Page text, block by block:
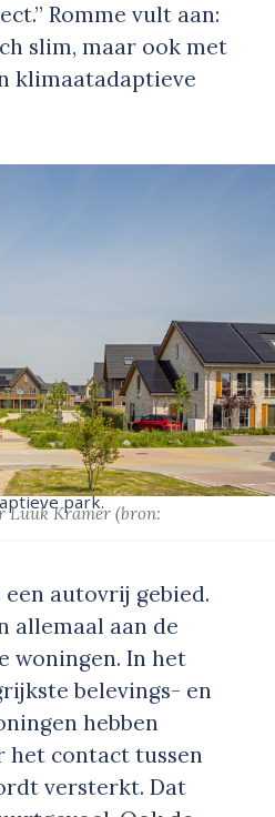
Romme vult aan:
slim, maar ook met
klimaatadaptieve
park.
Luuk Kramer (bron:
autovrij gebied.
allemaal aan de
woningen. In het
belevings- en
hebben
het contact tussen
versterkt. Dat